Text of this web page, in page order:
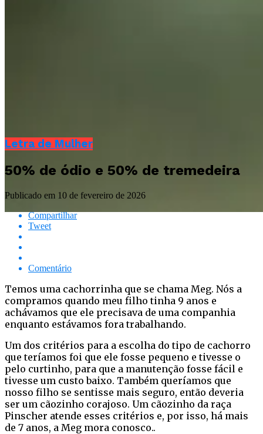
Letra de Mulher
50% de ódio e 50% de tremedeira
Publicado em 10 de fevereiro de 2026
Compartilhar
Tweet
Comentário
Temos uma cachorrinha que se chama Meg. Nós a
compramos quando meu filho tinha 9 anos e
achávamos que ele precisava de uma companhia
enquanto estávamos fora trabalhando.
Um dos critérios para a escolha do tipo de cachorro
que teríamos foi que ele fosse pequeno e tivesse o
pelo curtinho, para que a manutenção fosse fácil e
tivesse um custo baixo. Também queríamos que
nosso filho se sentisse mais seguro, então deveria
ser um cãozinho corajoso. Um cãozinho da raça
Pinscher atende esses critérios e, por isso, há mais
de 7 anos, a Meg mora conosco..